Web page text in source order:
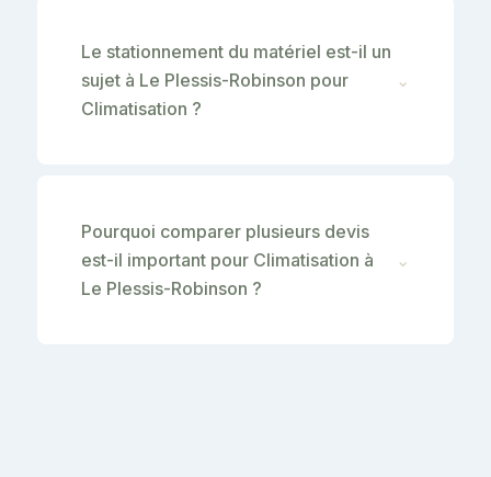
Le stationnement du matériel est-il un
sujet à Le Plessis-Robinson pour
Climatisation ?
⌄
Pourquoi comparer plusieurs devis
est-il important pour Climatisation à
Le Plessis-Robinson ?
⌄